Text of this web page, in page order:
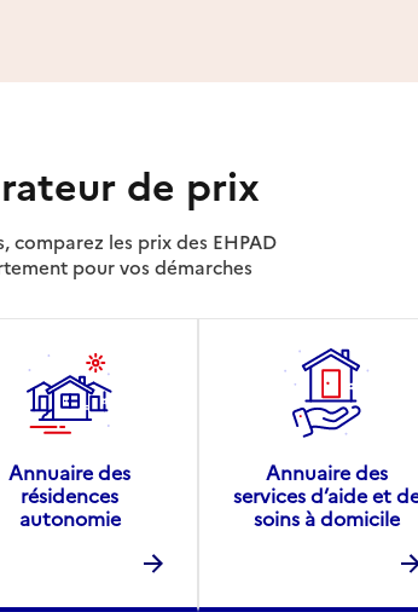
de prix
comparez les prix des EHPAD
pour vos démarches
Annuaire des
résidences
autonomie
Annuaire des
services d’aide et
soins à domicile